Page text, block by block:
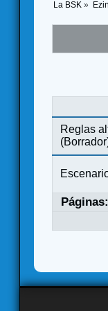
La BSK »
Reglas